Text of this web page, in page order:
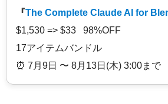
『The Complete Claude AI for
$1,530 => $33 98%OFF
17アイテムバンドル
⏰️ 7月9日 〜 8月13日(木) 3:00まで